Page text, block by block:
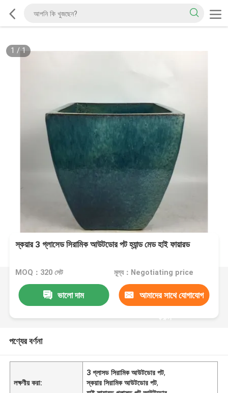
1 / 1
স্কয়ার 3 গ্লাসেড সিরামিক আউটডোর পট হ্যান্ড মেড হাই ফায়ারড
MOQ：320 সেট মূল্য：Negotiating price
ভালো দাম আমাদের সাথে যোগাযোগ
করুন
পণ্যের বর্ণনা
লক্ষণীয় করা:
3 গ্লাসড সিরামিক আউটডোর পট,
স্কয়ার সিরামিক আউটডোর পট,